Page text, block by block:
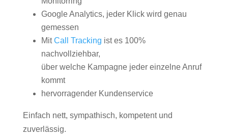
Google Analytics, jeder Klick wird genau
gemessen
MitCall Tracking ist es 100%
nachvollziehbar,
über welche Kampagne jeder einzelne Anruf
kommt
hervorragender Kundenservice
Einfach nett, sympathisch, kompetent und
zuverlässig.